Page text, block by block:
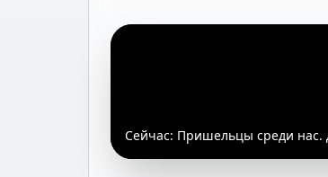
Сейчас: Пришельцы среди нас.